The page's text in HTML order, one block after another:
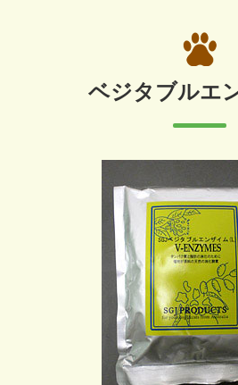
ベジタブルエ